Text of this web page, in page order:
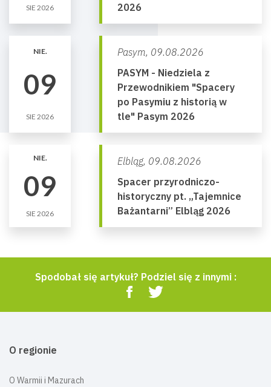
SIE 2026
2026
NIE.
09
SIE 2026
Pasym, 09.08.2026
PASYM - Niedziela z
Przewodnikiem "Spacery
po Pasymiu z historią w
tle" Pasym 2026
NIE.
09
SIE 2026
Elbląg, 09.08.2026
Spacer przyrodniczo-
historyczny pt. „Tajemnice
Bażantarni” Elbląg 2026
Spodobał się artykuł? Podziel się z innymi :
O regionie
O Warmii i Mazurach